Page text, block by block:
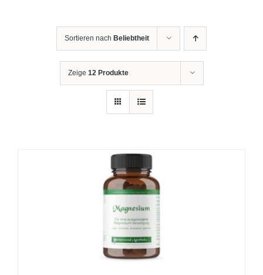
Sortieren nach Beliebtheit
Zeige 12 Produkte